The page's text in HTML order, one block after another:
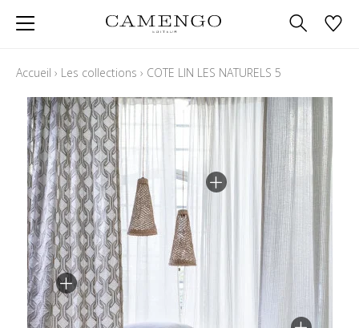
Accueil › Les collections › COTE LIN LES NATURELS 5